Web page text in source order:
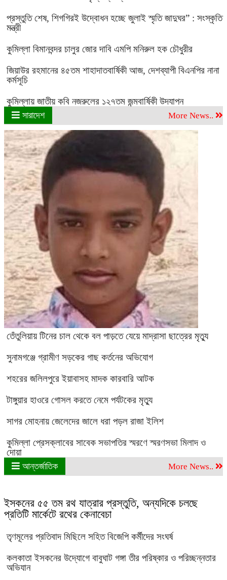
প্রস্তুতি শেষ, শিগগিরই উদ্বোধন হচ্ছে জুলাই স্মৃতি জাদুঘর” : সংস্কৃতি
মন্ত্রী
কুমিল্লা বিমানবন্দর চালুর জোর দাবি এমপি মনিরুল হক চৌধুরীর
জিয়াউর রহমানের ৪৫তম শাহাদাতবার্ষিকী আজ, দেশব্যাপী বিএনপির নানা
কর্মসূচি
কুমিল্লায় জাতীয় কবি নজরুলের ১২৭তম জন্মবার্ষিকী উদযাপন
More News..
সারাদেশ
তেঁতুলিয়ায় টিনের চাল থেকে বল পাড়তে যেয়ে মাদ্রাসা ছাত্রের মৃত্যু
সুনামগঞ্জে গ্রামীণ সড়কের গাছ কর্তনের অভিযোগ
শহরের জলিলপুরে ইয়াবাসহ মাদক কারবারি আটক
টাঙ্গুয়ার হাওরে গোসল করতে নেমে পর্যটকের মৃত্যু
সাগর মোহনায় জেলেদের জালে ধরা পড়ল রাজা ইলিশ
কুমিল্লা প্রেসক্লাবের সাবেক সভাপতির স্মরণে স্মরণসভা মিলাদ ও
দোয়া
More News..
আন্তর্জাতিক
ইসকনের ৫৫ তম রথ যাত্রার প্রস্তুতি, অন্যদিকে চলছে
প্রতিটি মার্কেটে রথের কেনাবেচা
তৃণমূলের প্রতিবাদ মিছিলে সহিত বিজেপি কর্মীদের সংঘর্ষ
কলকাতা ইসকনের উদ্যোগে বাবুঘাট গঙ্গা তীর পরিষ্কার ও পরিচ্ছন্নতার
অভিযান